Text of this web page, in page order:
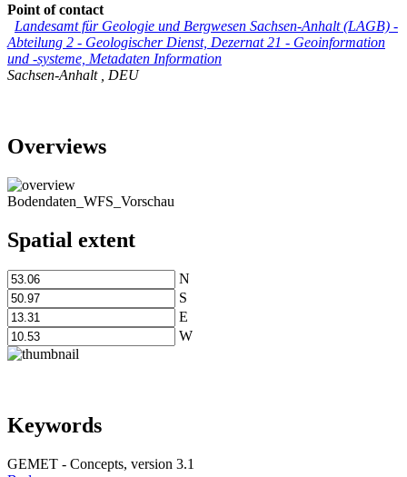
Point of contact
Landesamt für Geologie und Bergwesen Sachsen-Anhalt (LAGB) -
Abteilung 2 - Geologischer Dienst, Dezernat 21 - Geoinformation
und -systeme, Metadaten Information
Sachsen-Anhalt
DEU
Overviews
Bodendaten_WFS_Vorschau
Spatial extent
N
S
E
W
Keywords
GEMET - Concepts, version 3.1